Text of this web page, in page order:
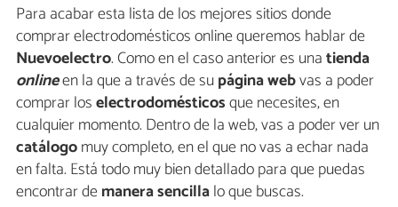
Para acabar esta lista de los mejores sitios donde
comprar electrodomésticos online queremos hablar de
Nuevoelectro. Como en el caso anterior es unatienda
onlineen la que a través de supágina webvas a poder
comprar loselectrodomésticosque necesites, en
cualquier momento. Dentro de la web, vas a poder ver un
catálogomuy completo, en el que no vas a echar nada
en falta. Está todo muy bien detallado para que puedas
encontrar demanera sencillalo que buscas.